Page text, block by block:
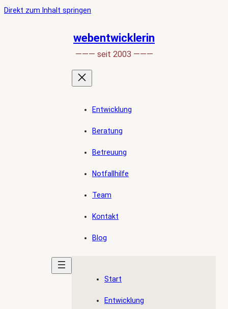
Direkt zum Inhalt springen
den
Anfang
der
Seite
springen
webentwicklerin
——— seit 2003 ———
Entwicklung
Beratung
Betreuung
Notfallhilfe
Team
Kontakt
Blog
Start
Entwicklung